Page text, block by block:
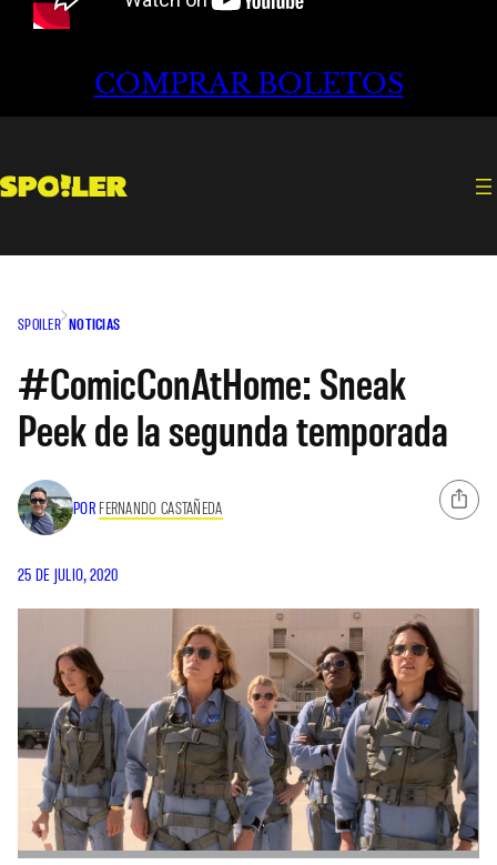
COMPRAR BOLETOS
SPOILER NOTICIAS
#ComicConAtHome: Sneak
Peek de la segunda temporada
POR FERNANDO CASTAÑEDA
25 DE JULIO, 2020